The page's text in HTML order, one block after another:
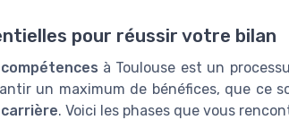
pour réussir votre bilan
à Toulouse est un
un maximum de bénéfices, que ce
. Voici les phases que vous